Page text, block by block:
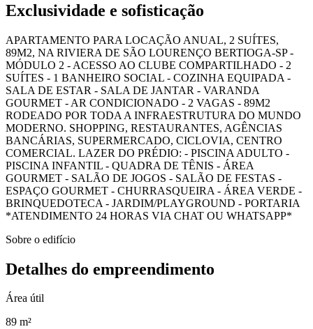
Exclusividade e sofisticação
APARTAMENTO PARA LOCAÇÃO ANUAL, 2 SUÍTES,
89M2, NA RIVIERA DE SÃO LOURENÇO BERTIOGA-SP -
MÓDULO 2 - ACESSO AO CLUBE COMPARTILHADO - 2
SUÍTES - 1 BANHEIRO SOCIAL - COZINHA EQUIPADA -
SALA DE ESTAR - SALA DE JANTAR - VARANDA
GOURMET - AR CONDICIONADO - 2 VAGAS - 89M2
RODEADO POR TODA A INFRAESTRUTURA DO MUNDO
MODERNO. SHOPPING, RESTAURANTES, AGÊNCIAS
BANCÁRIAS, SUPERMERCADO, CICLOVIA, CENTRO
COMERCIAL. LAZER DO PRÉDIO: - PISCINA ADULTO -
PISCINA INFANTIL - QUADRA DE TÊNIS - ÁREA
GOURMET - SALÃO DE JOGOS - SALÃO DE FESTAS -
ESPAÇO GOURMET - CHURRASQUEIRA - ÁREA VERDE -
BRINQUEDOTECA - JARDIM/PLAYGROUND - PORTARIA
*ATENDIMENTO 24 HORAS VIA CHAT OU WHATSAPP*
Sobre o edifício
Detalhes do empreendimento
Área útil
89 m²